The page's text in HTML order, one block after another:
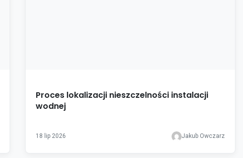
Proces lokalizacji nieszczelności instalacji
wodnej
18 lip 2026 Jakub Owczarz